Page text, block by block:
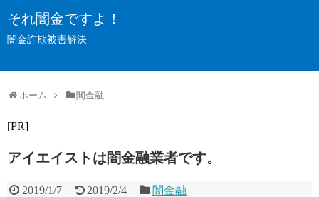
それ闇金ですよ！
闇金詐欺被害解決
ホーム 闇金融
[PR]
アイエイストは闇金融業者です。
2019/1/7 2019/2/4 闇金融